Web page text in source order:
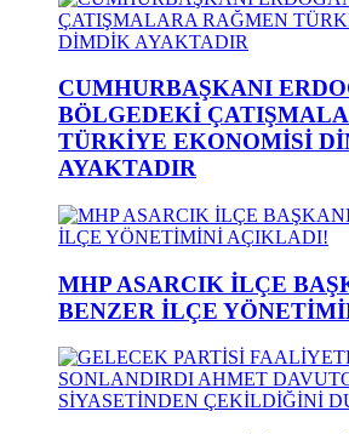
CUMHURBAŞKANI
BÖLGEDEKİ
TÜRKİYE EKONOMİSİ
AYAKTADIR
MHP ASARCIK İLÇE
BENZER İLÇE